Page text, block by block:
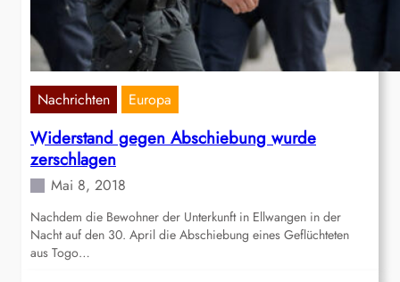
Nachrichten Europa
Widerstand gegen Abschiebung wurde
zerschlagen
Mai 8, 2018
Nachdem die Bewohner der Unterkunft in Ellwangen in der
Nacht auf den 30. April die Abschiebung eines Geflüchteten
aus Togo…